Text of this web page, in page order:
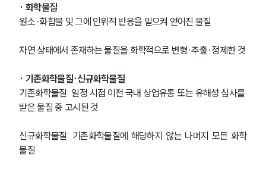
기업법무그룹 업무
전체
· 화학물질
원소·화합물 및 그에 인위적 반응을 일으켜 얻어진 물질
자연 상태에서 존재하는 물질을 화학적으로 변형·추출·정제한 것
· 기존화학물질·신규화학물질
기존화학물질: 일정 시점 이전 국내 상업유통 또는 유해성 심사를
받은 물질 중 고시된 것
신규화학물질: 기존화학물질에 해당하지 않는 나머지 모든 화학
물질